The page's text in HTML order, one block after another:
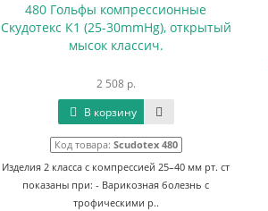
480 Гольфы компрессионные
Скудотекс К1 (25-30mmHg), открытый
мысок классич.
2 508 р.
В корзину
Код товара: Scudotex 480
Изделия 2 класса с компрессией 25–40 мм рт. ст
показаны при: - Варикозная болезнь с
трофическими р..